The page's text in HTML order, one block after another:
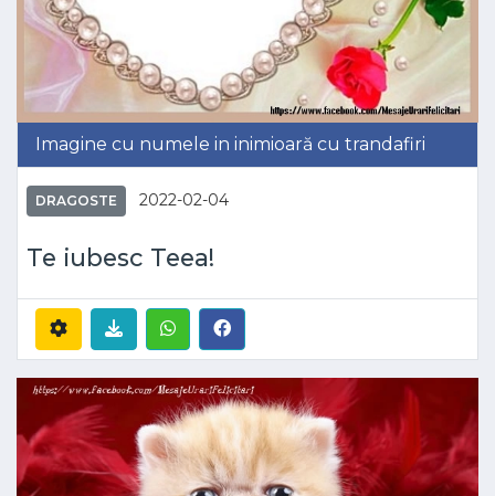
Imagine cu numele in inimioară cu trandafiri
DRAGOSTE 2022-02-04
Te iubesc Teea!